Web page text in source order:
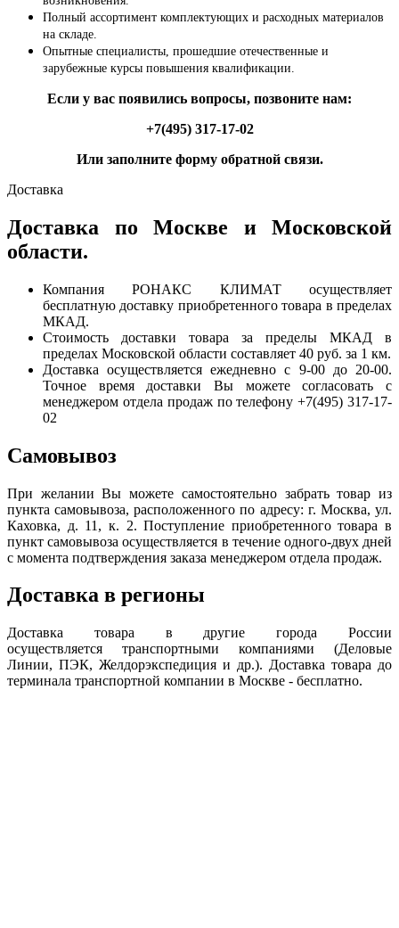
Полный ассортимент комплектующих и расходных материалов
на складе.
Опытные специалисты, прошедшие отечественные и
зарубежные курсы повышения квалификации.
Если у вас появились вопросы, позвоните нам:
+7(495) 317-17-02
Или заполните форму обратной связи.
Доставка
Доставка по Москве и Московской
области.
Компания РОНАКС КЛИМАТ осуществляет
бесплатную доставку приобретенного товара в пределах
МКАД.
Стоимость доставки товара за пределы МКАД в
пределах Московской области составляет 40 руб. за 1 км.
Доставка осуществляется ежедневно с 9-00 до 20-00.
Точное время доставки Вы можете согласовать с
менеджером отдела продаж по телефону +7(495) 317-17-
02
Самовывоз
При желании Вы можете самостоятельно забрать товар из
пункта самовывоза, расположенного по адресу: г. Москва, ул.
Каховка, д. 11, к. 2. Поступление приобретенного товара в
пункт самовывоза осуществляется в течение одного-двух дней
с момента подтверждения заказа менеджером отдела продаж.
Доставка в регионы
Доставка товара в другие города России
осуществляется транспортными компаниями (Деловые
Линии, ПЭК, Желдорэкспедиция и др.). Доставка товара до
терминала транспортной компании в Москве - бесплатно.